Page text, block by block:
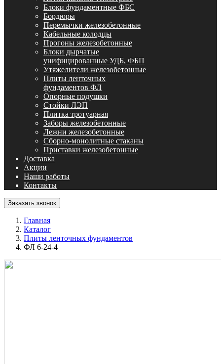
Блоки фундаментные ФБС
Бордюры
Перемычки железобетонные
Кабельные колодцы
Прогоны железобетонные
Блоки дырчатые
унифицированные УДБ, ФБП
Утяжелители железобетонные
Плиты ленточных
фундаментов ФЛ
Опорные подушки
Стойки ЛЭП
Плитка тротуарная
Заборы железобетонные
Лежни железобетонные
Сборно-монолитные стаканы
Приставки железобетонные
Доставка
Акции
Наши работы
Контакты
Заказать звонок
Главная
Каталог
Плиты ленточных фундаментов
ФЛ 6-24-4